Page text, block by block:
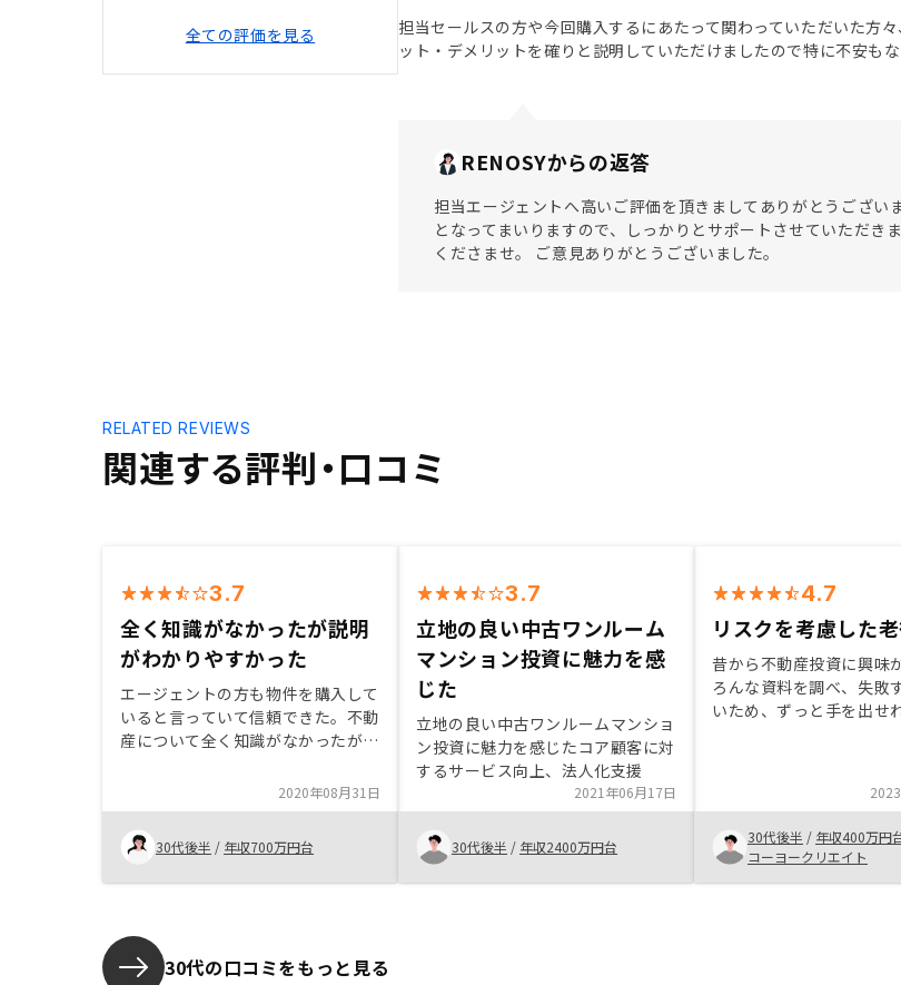
全ての評価を見る
担当セールスの方や今回購入するにあたって関わっていただいた方
ット・デメリットを確りと説明していただけましたので特に不安も
RENOSYからの返答
担当エージェントへ高いご評価を頂きましてありがとうござ
となってまいりますので、しっかりとサポートさせていただ
くださませ。 ご意見ありがとうございました。
関連する評判・口コミ
RELATED REVIEWS
3.7
全く知識がなかったが説明
がわかりやすかった
エージェントの方も物件を購入して
いると言っていて信頼できた。不動
産について全く知識がなかったが説
話なので不安はあったが、リスクは
低そうだったので思い切って契約し
た。契約までの手続きは思ったより
大変でした。(2回経験しましたが、
特に初回。2回目はだいぶ楽でした)
2020年08月31日
30代後半 / 年収700万円台
3.7
立地の良い中古ワンルーム
マンション投資に魅力を感
じた
立地の良い中古ワンルームマンショ
ン投資に魅力を感じたコア顧客に対
するサービス向上、法人化支援
2021年06月17日
30代後半 / 年収2400万円台
4.7
リスクを考慮した
昔から不動産投資に興味
ろんな資料を調べ、失敗
いため、ずっと手を出せ
ました。割高と感じでい
後対策や保険の代わりに
ため、それほど、気にな
30代後半 / 年収400万円
コーヨークリエイト
30代の口コミをもっと見る